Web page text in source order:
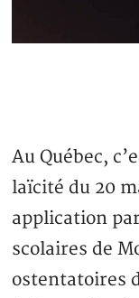
Au Québec,
laïcité du 20
application
scolaires de
ostentatoires